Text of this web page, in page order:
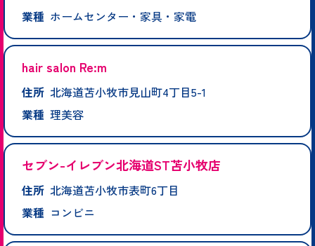
業種 ホームセンター・家具・家電
hair salon Re:m
住所 北海道苫小牧市見山町4丁目5-1
業種 理美容
セブン-イレブン北海道ST苫小牧店
住所 北海道苫小牧市表町6丁目
業種 コンビニ